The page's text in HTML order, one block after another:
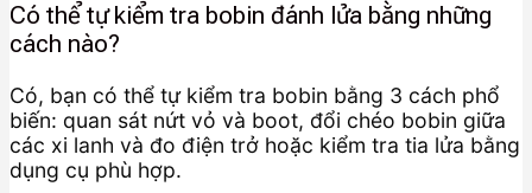
Có thể tự kiểm tra bobin đánh lửa bằng những
cách nào?
Có, bạn có thể tự kiểm tra bobin bằng 3 cách phổ
biến: quan sát nứt vỏ và boot, đổi chéo bobin giữa
các xi lanh và đo điện trở hoặc kiểm tra tia lửa bằng
dụng cụ phù hợp.